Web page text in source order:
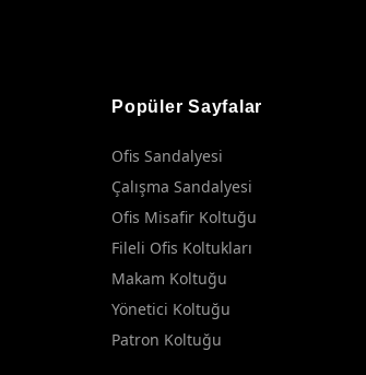
Popüler Sayfalar
Ofis Sandalyesi
Çalışma Sandalyesi
Ofis Misafir Koltuğu
Fileli Ofis Koltukları
Makam Koltuğu
Yönetici Koltuğu
Patron Koltuğu